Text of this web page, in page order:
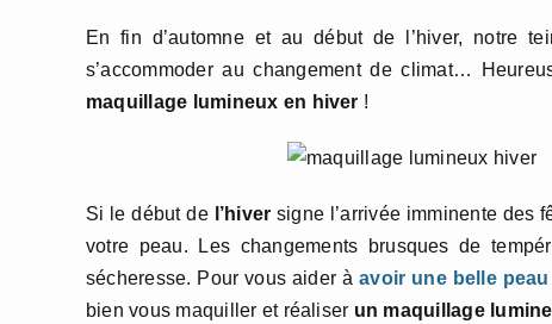
En fin d’automne et au début de l’hiver, notre
s’accommoder au changement de climat…
maquillage lumineux en hiver !
Si le début de l’hiver signe l’arrivée imminente des
votre peau. Les changements brusques de
sécheresse. Pour vous aider àavoir une belle peau
bien vous maquiller et réaliser un maquillage